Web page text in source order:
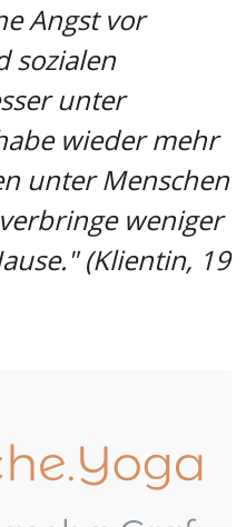
Angst vor
sozialen
unter
wieder mehr
unter Menschen
weniger
(Klientin, 19